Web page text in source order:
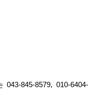
043-845-8579, 010-6404-